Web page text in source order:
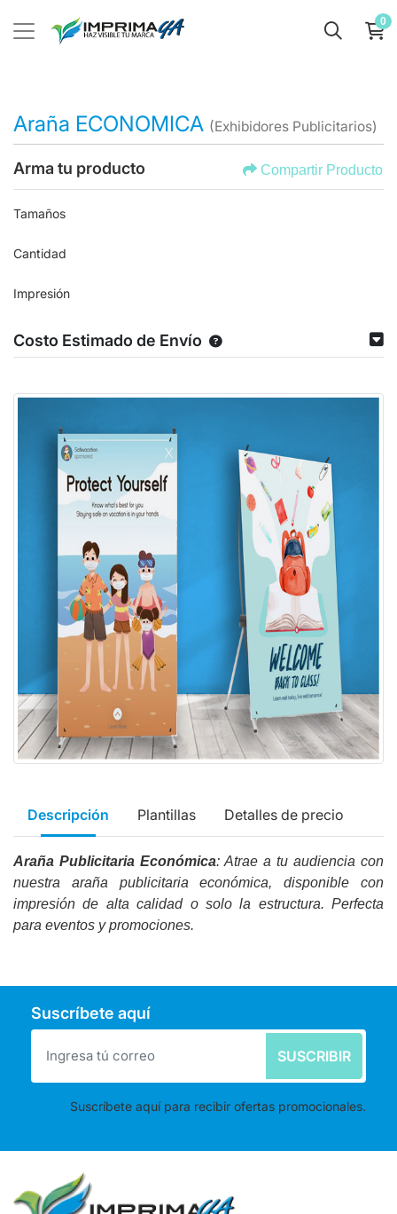
0
Araña ECONOMICA (Exhibidores Publicitarios)
Arma tu producto Compartir Producto
Tamaños
Cantidad
Impresión
Costo Estimado de Envío
Descripción Plantillas Detalles de precio
Araña Publicitaria Económica: Atrae a tu audiencia con
nuestra araña publicitaria económica, disponible con
impresión de alta calidad o solo la estructura. Perfecta
para eventos y promociones.
Suscríbete aquí
SUSCRIBIR
Suscríbete aquí para recibir ofertas promocionales.